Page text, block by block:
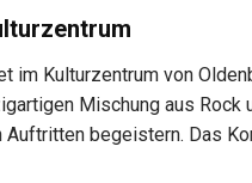
im Kulturzentrum von
Mischung aus Rock
Auftritten begeistern. Das